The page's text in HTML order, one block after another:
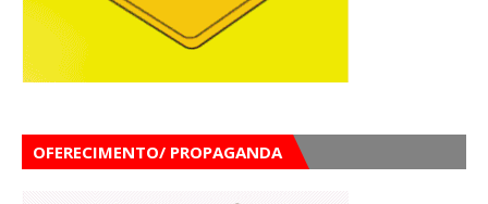
OFERECIMENTO/ PROPAGANDA